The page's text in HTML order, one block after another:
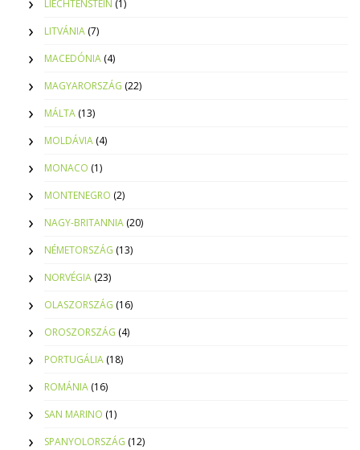
LIECHTENSTEIN (1)
LITVÁNIA (7)
MACEDÓNIA (4)
MAGYARORSZÁG (22)
MÁLTA (13)
MOLDÁVIA (4)
MONACO (1)
MONTENEGRO (2)
NAGY-BRITANNIA (20)
NÉMETORSZÁG (13)
NORVÉGIA (23)
OLASZORSZÁG (16)
OROSZORSZÁG (4)
PORTUGÁLIA (18)
ROMÁNIA (16)
SAN MARINO (1)
SPANYOLORSZÁG (12)